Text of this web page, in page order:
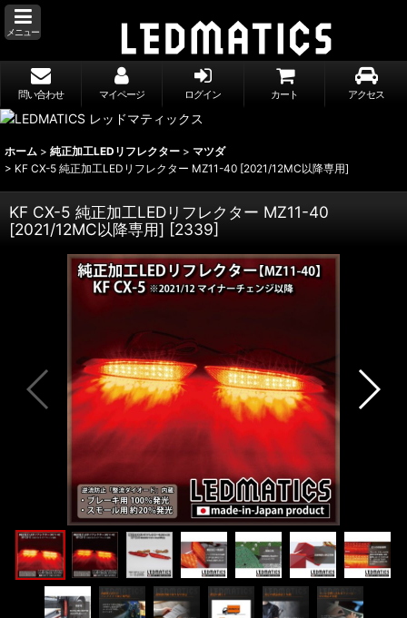
メニュー
問い合わせ マイページ ログイン カート アクセス
ホーム > 純正加工LEDリフレクター > マツダ
> KF CX-5 純正加工LEDリフレクター MZ11-40 [2021/12MC以降専用]
KF CX-5 純正加工LEDリフレクター MZ11-40
[2021/12MC以降専用] [2339]